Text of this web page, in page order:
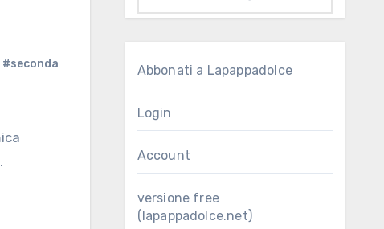
#seconda
Abbonati a Lapappadolce
Login
Account
versione free
(lapappadolce.net)